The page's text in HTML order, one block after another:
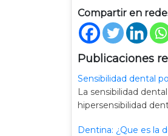
Compartir en
Publicaciones
Sensibilidad dental
La sensibilidad
hipersensibilidad
Dentina: ¿Que es la